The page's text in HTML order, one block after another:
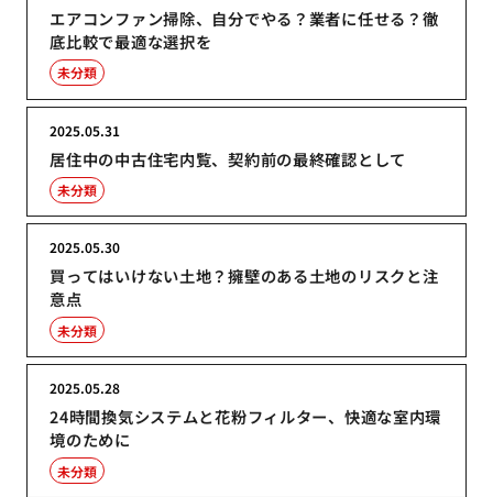
エアコンファン掃除、自分でやる？業者に任せる？徹
底比較で最適な選択を
未分類
居住中の中古住宅内覧、契約前の最終確認として
2025.05.31
未分類
買ってはいけない土地？擁壁のある土地のリスクと注
意点
2025.05.30
未分類
24時間換気システムと花粉フィルター、快適な室内環
境のために
2025.05.28
未分類